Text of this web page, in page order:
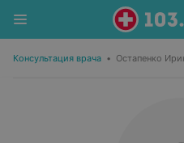
Консультация врача • Остапенко